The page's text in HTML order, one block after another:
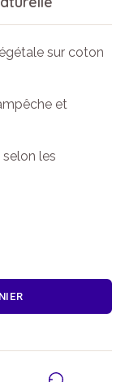
sur coton
et
les